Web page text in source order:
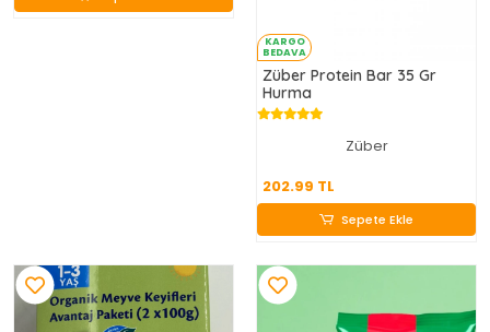
KARGO
BEDAVA
Züber Protein Bar 35 Gr
Hurma
Züber
202.99 TL
202.99 TL
Sepete Ekle